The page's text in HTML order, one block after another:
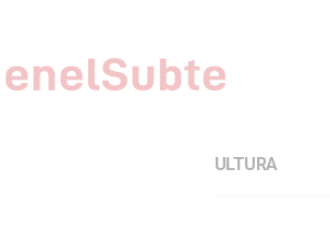
CULTURA